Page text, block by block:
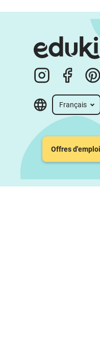
Français
Offres d'emploi